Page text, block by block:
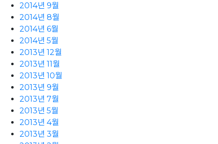
2014년 9월
2014년 8월
2014년 6월
2014년 5월
2013년 12월
2013년 11월
2013년 10월
2013년 9월
2013년 7월
2013년 5월
2013년 4월
2013년 3월